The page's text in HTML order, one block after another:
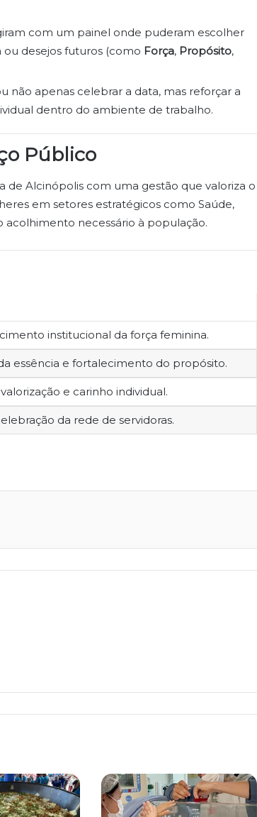
com um painel onde puderam escolher
ou desejos futuros (como Força, Propósito,
não apenas celebrar a data, mas reforçar a
dentro do ambiente de trabalho.
Público
Alcinópolis com uma gestão que valoriza o
em setores estratégicos como Saúde,
acolhimento necessário à população.
institucional da força feminina.
essência e fortalecimento do propósito.
e carinho individual.
da rede de servidoras.